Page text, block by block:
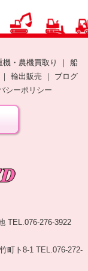
機・農機買取り ｜ 船
｜ 輸出販売 ｜ ブログ
シーポリシー
TEL.076-276-3922
町ト8-1 TEL.076-272-